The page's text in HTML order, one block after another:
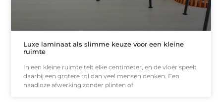
Luxe laminaat als slimme keuze voor een kleine
ruimte
In een kleine ruimte telt elke centimeter, en de vloer speelt
daarbij een grotere rol dan veel mensen denken. Een
naadloze afwerking zonder plinten of